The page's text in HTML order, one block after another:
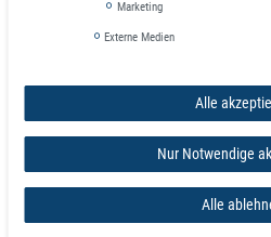
Fensterrahmen, Magnetband A und B
Untergrund zu schaffen, bevor Sie das
Ihrem Fensterrahmen anbringen.
Marketing
Externe Medien
Alle
Nur Notwendige
Alle